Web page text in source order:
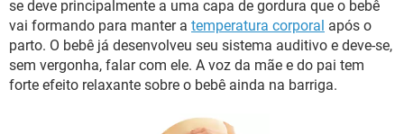
SEXUALIDADE
GLOSSÁRIO
se deve principalmente a uma capa de gordura que o bebê
vai formando para manter a temperatura corporal após o
parto. O bebê já desenvolveu seu sistema auditivo e deve-se,
sem vergonha, falar com ele. A voz da mãe e do pai tem
forte efeito relaxante sobre o bebê ainda na barriga.